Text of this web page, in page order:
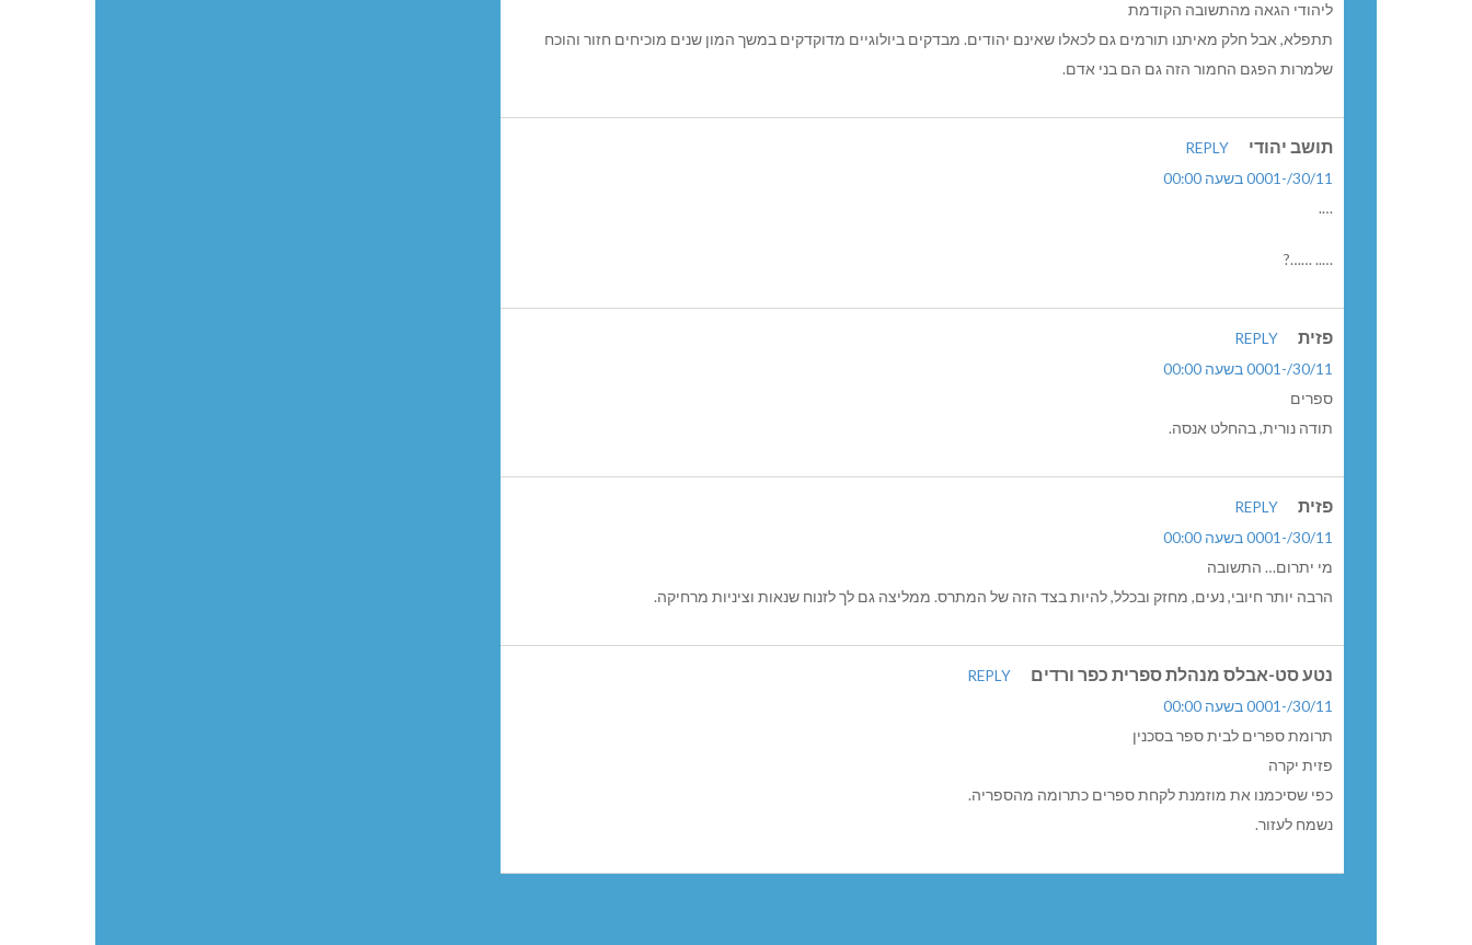
ליהודי הגאה מהתשובה הקודמת
תתפלא, אבל חלק מאיתנו תורמים גם לכאלו שאינם יהודים. מבדקים ביולוגיים מדוקדקים במשך המון שנים מוכיחים חזור והוכח
שלמרות הפגם החמור הזה גם הם בני אדם.
תושב יהודי
REPLY
30/11/-0001 בשעה 00:00
….
….. ……?
פזית
REPLY
30/11/-0001 בשעה 00:00
ספרים
תודה נורית, בהחלט אנסה.
פזית
REPLY
30/11/-0001 בשעה 00:00
מי יתרום… התשובה
הרבה יותר חיובי, נעים, מחזק ובכלל, להיות בצד הזה של המתרס. ממליצה גם לך לזנוח שנאות וציניות מרחיקה.
נטע סט-אבלס מנהלת ספרית כפר ורדים
REPLY
30/11/-0001 בשעה 00:00
תרומת ספרים לבית ספר בסכנין
פזית יקרה
כפי שסיכמנו את מוזמנת לקחת ספרים כתרומה מהספריה.
נשמח לעזור.